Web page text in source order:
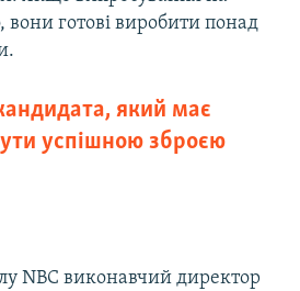
готові виробити понад
який має
успішною зброєю
NBC виконавчий директор